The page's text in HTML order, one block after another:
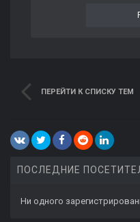
ПЕРЕЙТИ К СПИСКУ ТЕМ
ПОСЛЕДНИЕ
Ни одного